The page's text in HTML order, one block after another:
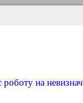
роботу на